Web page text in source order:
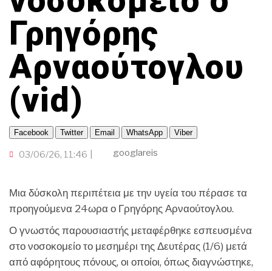
TRAVELLER
INFLUENCER
GAMER
ΒΡΟΥΜ ΒΡΟΥΜ
ΤΟΠΙΚΗ ΑΥΤΟΔΙΟΙΚΗΣΗ
ΟΙΚΟΝΟΜΙΑ
ΠΟΡΤΟΚΑΛΙ ΘΕΑ
ΑΛΛΑ ΣΠΟΡ
CINEΜΑΔΕΣ
Ο ΛΑΟΣ ΤΡΑΓΟΥΔΙ ΘΕΛΕΙ
ΜΕΓΑΣ CHEF
Γρηγόρης
Αρναούτογλου
(vid)
Facebook Twitter Email WhatsApp Viber
03/06/26, 11:46 googlareis
Μια δύσκολη περιπέτεια με την υγεία του πέρασε τα
προηγούμενα 24ωρα ο Γρηγόρης Αρναούτογλου.
Ο γνωστός παρουσιαστής μεταφέρθηκε εσπευσμένα
στο νοσοκομείο το μεσημέρι της Δευτέρας (1/6) μετά
από αφόρητους πόνους, οι οποίοι, όπως διαγνώστηκε,